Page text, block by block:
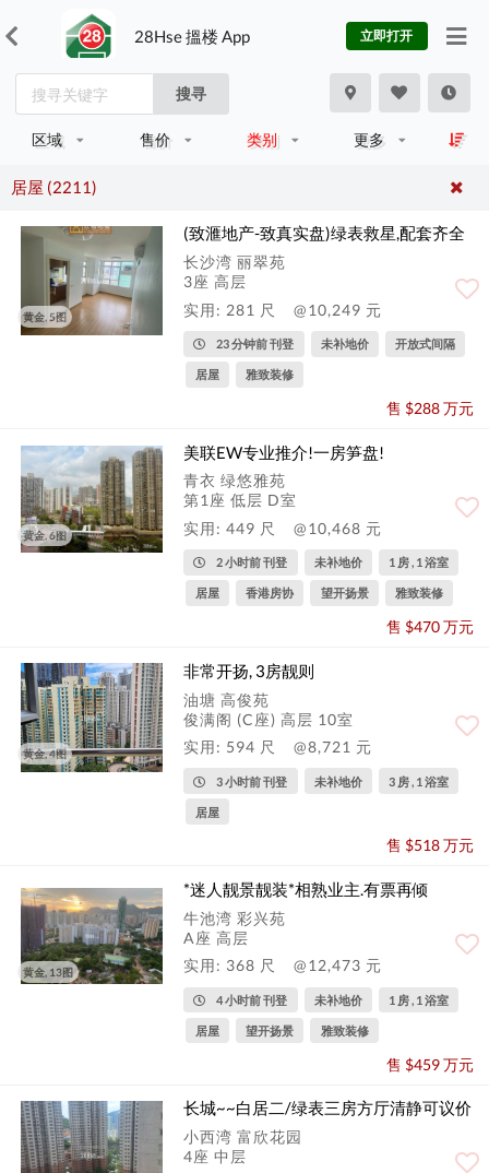
28Hse 搵楼 App 立即打开
搜寻
区域 售价 类别 更多
居屋 (2211)
黄金, 5图
(致滙地产-致真实盘)绿表救星,配套齐全
长沙湾 丽翠苑
3座 高层
实用: 281 尺
@10,249 元
23 分钟前 刊登 未补地价 开放式间隔
居屋 雅致装修
售 $288 万元
黄金, 6图
美联EW专业推介!一房笋盘!
青衣 绿悠雅苑
第1座 低层 D室
实用: 449 尺
@10,468 元
2 小时前 刊登 未补地价 1 房 , 1 浴室
居屋 香港房协 望开扬景 雅致装修
售 $470 万元
黄金, 4图
非常开扬, 3房靓则
油塘 高俊苑
俊满阁 (C座) 高层 10室
实用: 594 尺
@8,721 元
3 小时前 刊登 未补地价 3 房 , 1 浴室
居屋
售 $518 万元
黄金, 13图
*迷人靓景靓装*相熟业主.有票再倾
牛池湾 彩兴苑
A座 高层
实用: 368 尺
@12,473 元
4 小时前 刊登 未补地价 1 房 , 1 浴室
居屋 望开扬景 雅致装修
售 $459 万元
长城~~白居二/绿表三房方厅清静可议价
小西湾 富欣花园
4座 中层